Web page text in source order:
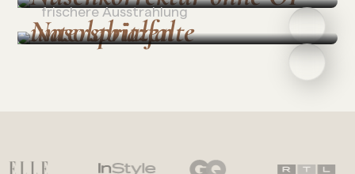
frischere Ausstrahlung